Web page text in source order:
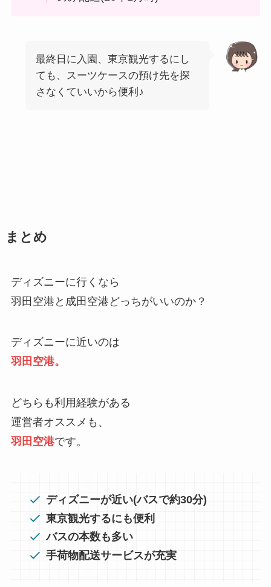
最終日に入園、東京観光するにし
ても、スーツケースの預け先を探
さなくていいから便利♪
まとめ
ディズニーに行くなら
羽田空港と成田空港どっちがいいのか？
ディズニーに近いのは
羽田空港。
どちらも利用経験がある
運営者オススメも、
羽田空港です。
ディズニーが近い(バスで約30分)
東京観光するにも便利
バスの本数も多い
手荷物配送サービスが充実